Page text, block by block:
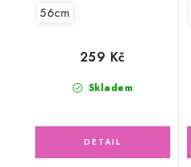
56cm
Skladem
259 Kč